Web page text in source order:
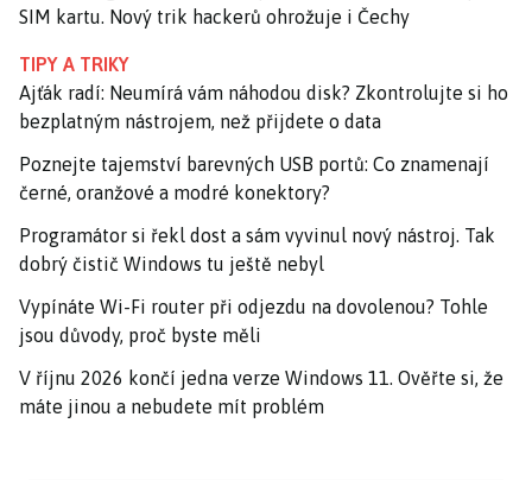
SIM kartu. Nový trik hackerů ohrožuje i Čechy
TIPY A TRIKY
Ajťák radí: Neumírá vám náhodou disk? Zkontrolujte si ho
bezplatným nástrojem, než přijdete o data
Poznejte tajemství barevných USB portů: Co znamenají
černé, oranžové a modré konektory?
Programátor si řekl dost a sám vyvinul nový nástroj. Tak
dobrý čistič Windows tu ještě nebyl
Vypínáte Wi-Fi router při odjezdu na dovolenou? Tohle
jsou důvody, proč byste měli
V říjnu 2026 končí jedna verze Windows 11. Ověřte si, že
máte jinou a nebudete mít problém